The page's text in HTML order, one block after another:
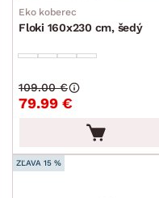
Eko koberec
Floki 160x230 cm, šedý
79.99 €
109.00 €
ZĽAVA 15 %